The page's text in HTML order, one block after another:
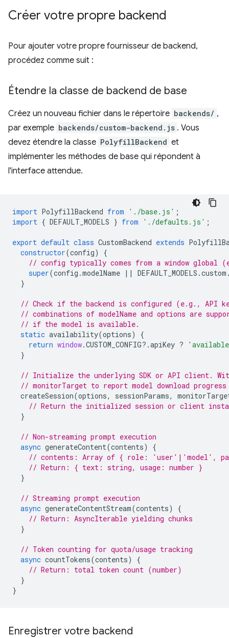
Créer votre propre backend
Pour ajouter votre propre fournisseur de backend,
procédez comme suit :
Étendre la classe de backend de base
Créez un nouveau fichier dans le répertoire backends/ ,
par exemple backends/custom-backend.js . Vous
devez étendre la classe PolyfillBackend et
implémenter les méthodes de base qui répondent à
l'interface attendue.
import PolyfillBackend from './base.js' ;
import { DEFAULT_MODELS } from './defaults.js' ;
export default class CustomBackend extends
constructor(config)
{
// config typically comes from a window global
super(config .modelName || DEFAULT_MODELS .custom
}
// Check if the backend is configured (e.g., API
// combinations of modelName and options are
// if the model is available.
static availability(options)
{
return window.CUSTOM_CONFIG? .apiKey ?
}
// Initialize the underlying SDK or API client.
// monitorTarget to report model download
createSession(options, sessionParams,
// Return the initialized session or client
}
// Non-streaming prompt execution
async generateContent(contents)
{
// contents: Array of { role: 'user'|'model',
// Return: { text: string, usage: number }
}
// Streaming prompt execution
async generateContentStream(contents)
{
// Return: AsyncIterable yielding chunks
}
// Token counting for quota/usage tracking
async countTokens(contents)
{
// Return: total token count (number)
}
}
Enregistrer votre backend